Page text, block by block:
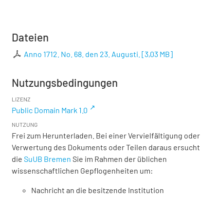
Dateien
Anno 1712. No. 68. den 23. Augusti. [3,03 MB]
Nutzungsbedingungen
LIZENZ
Public Domain Mark 1.0
NUTZUNG
Frei zum Herunterladen. Bei einer Vervielfältigung oder
Verwertung des Dokuments oder Teilen daraus ersucht
die SuUB Bremen Sie im Rahmen der üblichen
wissenschaftlichen Gepflogenheiten um:
Nachricht an die besitzende Institution